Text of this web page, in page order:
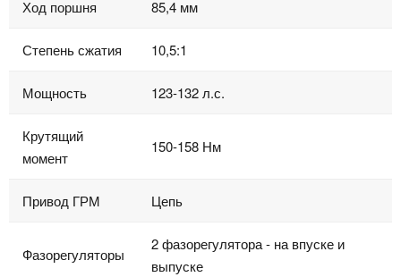
Ход поршня 85,4 мм
Степень сжатия 10,5:1
Мощность 123-132 л.с.
Крутящий
момент
150-158 Нм
Привод ГРМ Цепь
Фазорегуляторы
2 фазорегулятора - на впуске и
выпуске